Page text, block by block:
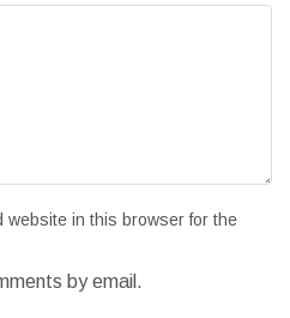
website in this browser for the
by email.